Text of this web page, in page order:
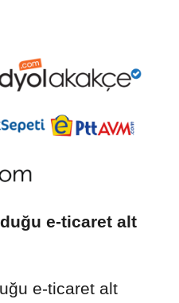
e-ticaret alt
e-ticaret alt